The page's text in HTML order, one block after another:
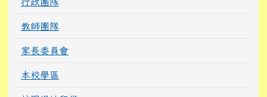
教師團隊
家長委員會
本校學區